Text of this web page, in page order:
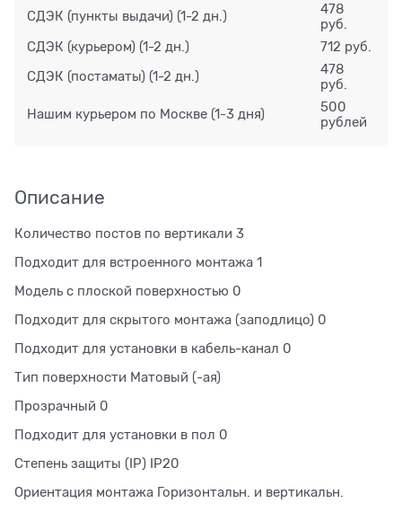
СДЭК (пункты выдачи) (1-2 дн.)
478
руб.
СДЭК (курьером) (1-2 дн.) 712 руб.
СДЭК (постаматы) (1-2 дн.)
478
руб.
Нашим курьером по Москве (1-3 дня)
500
рублей
Описание
Количество постов по вертикали 3
Подходит для встроенного монтажа 1
Модель с плоской поверхностью 0
Подходит для скрытого монтажа (заподлицо) 0
Подходит для установки в кабель-канал 0
Тип поверхности Матовый (-ая)
Прозрачный 0
Подходит для установки в пол 0
Степень защиты (IP) IP20
Ориентация монтажа Горизонтальн. и вертикальн.